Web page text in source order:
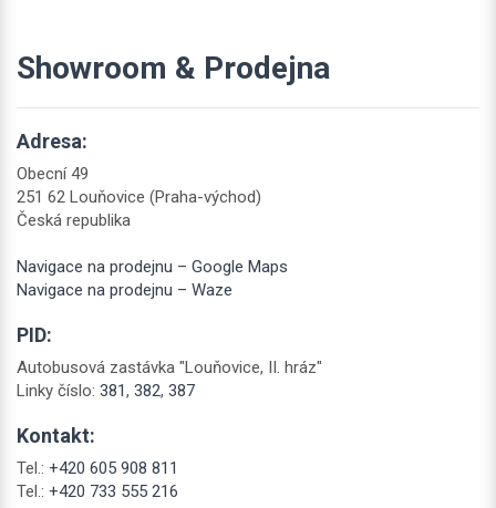
Showroom & Prodejna
Adresa:
Obecní 49
251 62 Louňovice (Praha-východ)
Česká republika
Navigace na prodejnu – Google Maps
Navigace na prodejnu – Waze
PID:
Autobusová zastávka "Louňovice, II. hráz"
Linky číslo: 381, 382, 387
Kontakt:
Tel.: +420 605 908 811
Tel.: +420 733 555 216